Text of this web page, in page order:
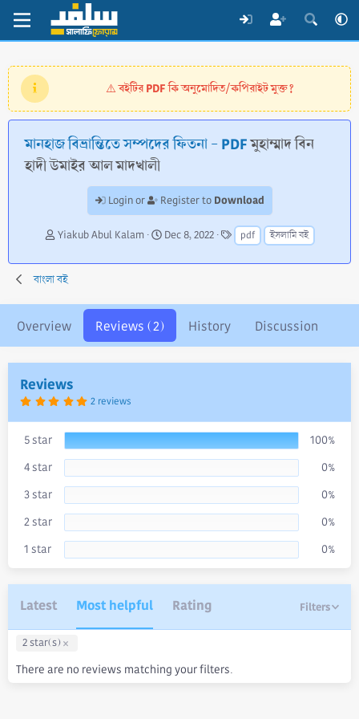
⚠️বইটির PDF কি অনুমোদিত/কপিরাইট মুক্ত?
মানহাজ বিভ্রান্তিতে সম্পদের ফিতনা - PDFমুহাম্মাদ বিন
হাদী উমাইর আল মাদখালী
Login or Register to Download
A
t
h
r
Yiakub Abul Kalam
C
e
i
o
n
Dec 8, 2022
T
a
g
pdf ইসলামি বই
বাংলা বই
Overview Reviews (2) History Discussion
Reviews
5
0
0
s
t
a
(
s
2 reviews
5 star
100%
4 star
0%
3 star
0%
2 star
0%
1 star
0%
Latest Most helpful Rating Filters
2 star(s)
There are no reviews matching your filters.